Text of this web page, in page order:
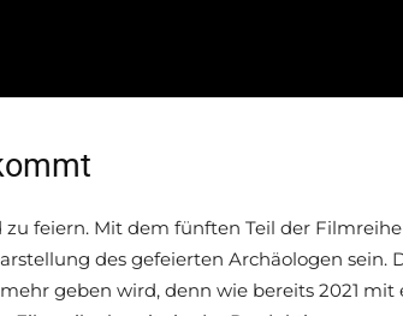
feiern. Mit dem fünften Teil der
des gefeierten Archäologen sein.
geben wird, denn wie bereits 2021 mit